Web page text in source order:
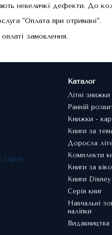
невеличкі дефекти. До
"Оплата при отримані".
замовлення.
Каталог
Літні знижки
Ранній
Книжки -
Книги за
Доросла
Комплекти
Книги за
Книги Disney
Серія книг
Навчальні
наліпки
Видавництва